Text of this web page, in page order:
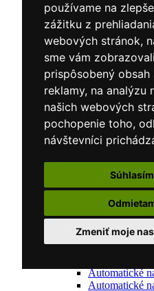
používame na
zážitku z
webových stránok,
sme vám zobrazovali
prispôsobený obsah
reklamy, na analýzu
našich webových
pochopenie toho,
návštevníci
Súhlasím
Zmeniť moje
Kufríky
Zváracie
Zváracie
Zváracie káble
CNC rezacie stroje
Predohrev / Žíhanie
Polohovacie systémy
Indukčný ohrev
Auto náradie a vybavenie
Lakernícke stojany
Nabíjačky a testery
Navijaky
Navijaky ručné
Navijaky
Náradie pre uloženie
Nástroje pre
Automatické
Automatické